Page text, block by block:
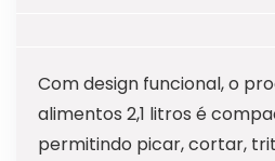
Com design funcional, o
alimentos 2,1 litros é
permitindo picar, cortar,